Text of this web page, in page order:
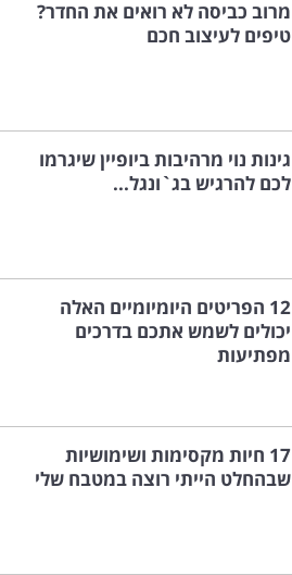
מרוב כביסה לא רואים את החדר?
טיפים לעיצוב חכם
גינות נוי מרהיבות ביופיין שיגרמו
לכם להרגיש בג`ונגל...
12 הפריטים היומיומיים האלה
יכולים לשמש אתכם בדרכים
מפתיעות
17 חיות מקסימות ושימושיות
שבהחלט הייתי רוצה במטבח שלי